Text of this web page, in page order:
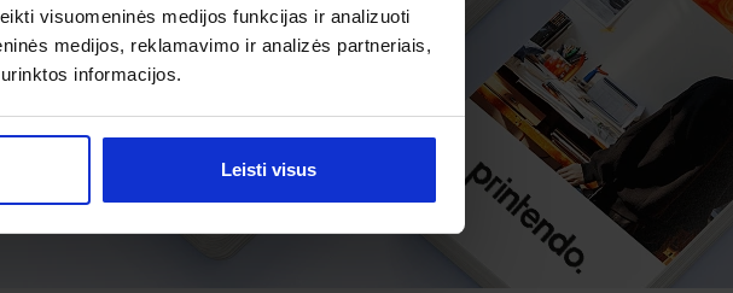
visuomeninės medijos funkcijas ir analizuoti
medijos, reklamavimo ir analizės partneriais,
informacijos.
Leisti visus